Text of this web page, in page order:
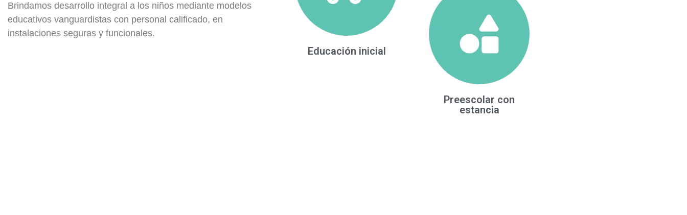
Brindamos desarrollo integral a los niños mediante modelos
educativos vanguardistas con personal calificado, en
instalaciones seguras y funcionales.
Educación inicial
Preescolar con
estancia